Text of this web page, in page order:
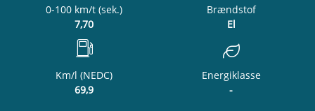
0-100 km/t (sek.)
7,70
Brændstof
El
Km/l (NEDC)
69,9
Energiklasse
-